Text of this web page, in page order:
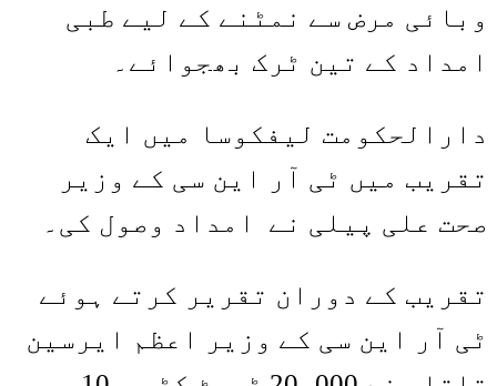
وبائی مرض سے نمٹنے کے لیے طبی
امداد کے تین ٹرک بھجوائے۔
دارالحکومت لیفکوسا میں ایک
تقریب میں ٹی آر این سی کے وزیر
صحت علی پیلی نے امداد وصول کی۔
تقریب کے دوران تقریر کرتے ہوئے
ٹی آر این سی کے وزیر اعظم ایرسین